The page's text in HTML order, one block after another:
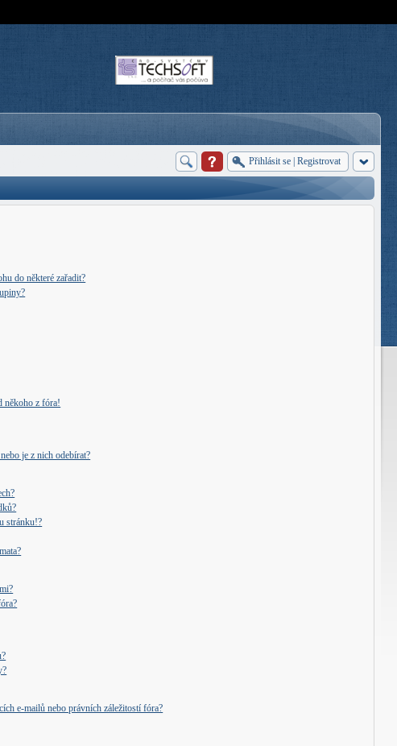
Přihlásit se Registrovat
do některé zařadit?
někoho z fóra!
je z nich odebírat?
stránku!?
e-mailů nebo právních záležitostí fóra?